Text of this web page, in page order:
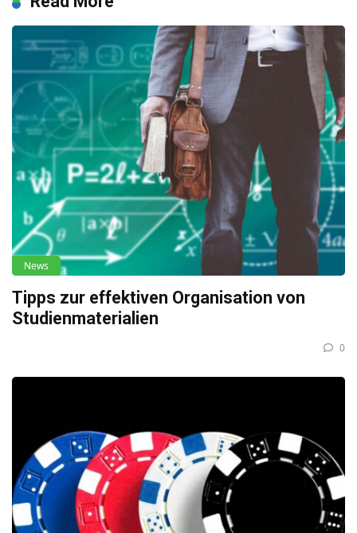
News
Tipps zur effektiven Organisation von
Studienmaterialien
0